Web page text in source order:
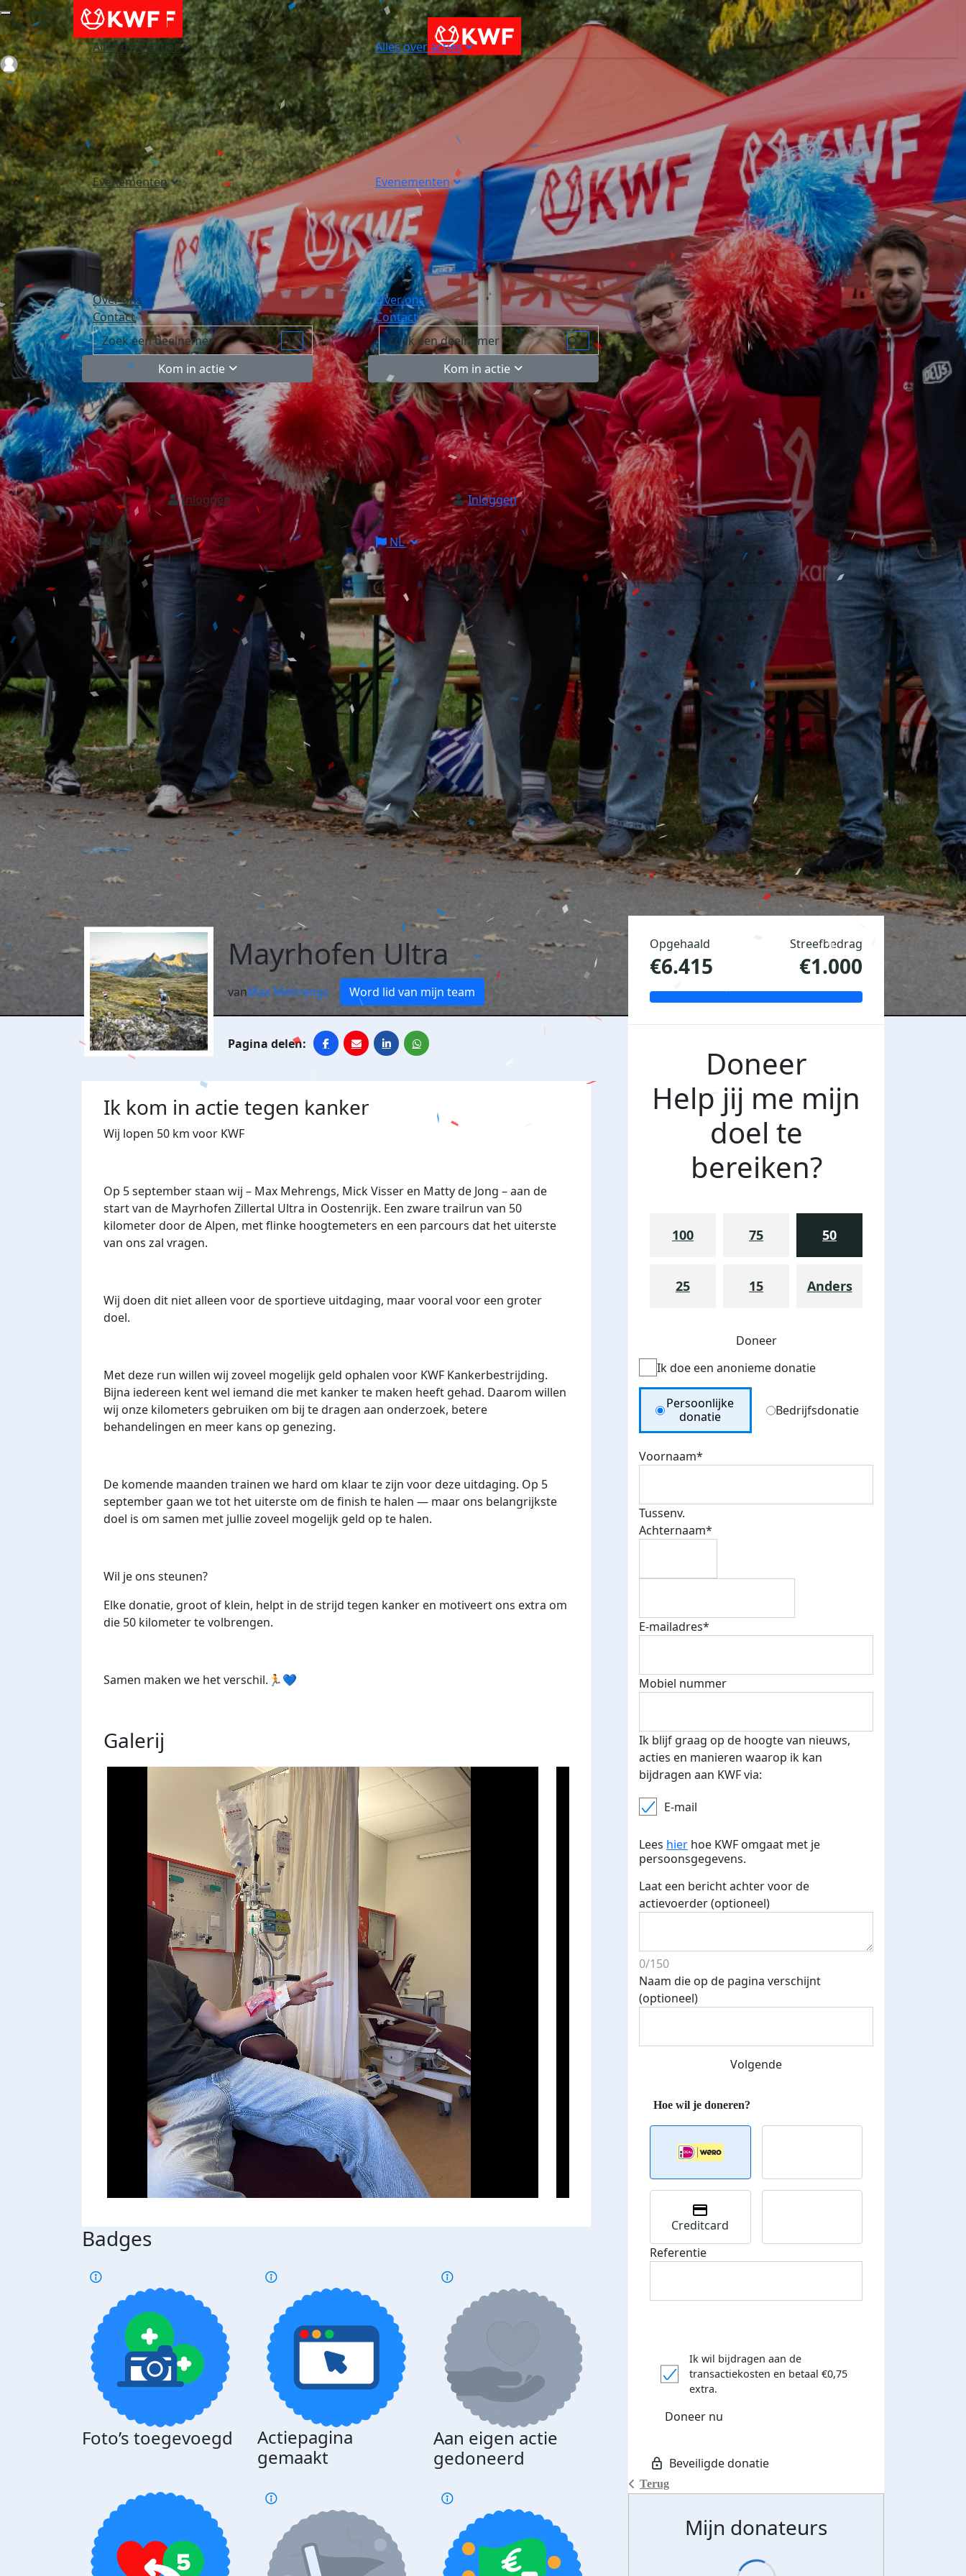
Alles over acties
Evenementen
Over ons
Contact
Kom in actie
Inloggen
NL
Alles over acties
Evenementen
Over ons
Contact
Kom in actie
Inloggen
NL
Login
Mayrhofen Ultra
vanMax Mehrengs Word lid van mijn team
Ik kom in actie tegen kanker
Wij lopen 50 km voor KWF
Op 5 septemberstaan wij – Max Mehrengs, Mick Visser en Matty de Jong – aan de
start van de Mayrhofen Zillertal Ultra in Oostenrijk. Een zware trailrun van 50
kilometer door de Alpen, met flinke hoogtemeters en een parcours dat het uiterste
van ons zal vragen.
Wij doen dit niet alleen voor de sportieve uitdaging, maar vooral voor een groter
doel.
Met deze run willen wij zoveel mogelijk geld ophalen voor KWF Kankerbestrijding.
Bijna iedereen kent wel iemand die met kanker te maken heeft gehad. Daarom willen
wij onze kilometers gebruiken om bij te dragen aan onderzoek, betere
behandelingen en meer kans op genezing.
De komende maanden trainen we hard om klaar te zijn voor deze uitdaging. Op 5
september gaan we tot het uiterste om de finish te halen — maar ons belangrijkste
doel is om samen met jullie zoveel mogelijk geld op te halen.
Wil je ons steunen?
Elke donatie, groot of klein, helpt in de strijd tegen kanker en motiveert ons extra om
die 50 kilometer te volbrengen.
Samen maken we het verschil.🏃💙
Galerij
Badges
Foto’s toegevoegd
Actiepagina
gemaakt
Aan eigen actie
gedoneerd
bedankt
Opgehaald
€6.415
Streefbedrag
€1.000
Doneer
Help jij me mijn
doel te
bereiken?
100 75 50
25 15 Anders
Doneer
Ik doe een anonieme donatie
Donation Type
Persoonlijke
donatie
Bedrijfsdonatie
Voornaam*
Tussenv.
Achternaam*
E-mailadres*
Mobiel nummer
Ik blijf graag op de hoogte van nieuws,
acties en manieren waarop ik kan
bijdragen aan KWF via:
E-mail
Lees hier hoe KWF omgaat met je
persoonsgegevens.
Laat een bericht achter voor de
actievoerder (optioneel)
0/150
Naam die op de pagina verschijnt
(optioneel)
Volgende
Terug
Creditcard
Referentie
Ik wil bijdragen aan de
transactiekosten en betaal €0,75
extra.
Doneer nu
Mijn donateurs